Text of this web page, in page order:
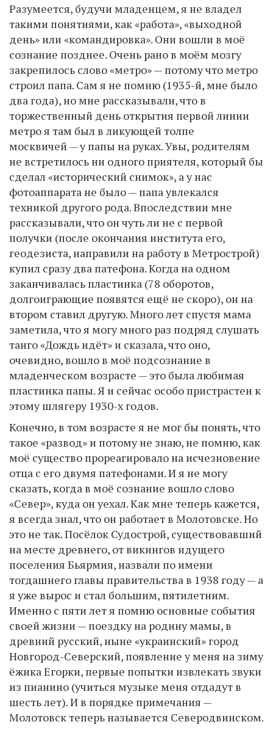
Разумеется, будучи младенцем, я не владел
такими понятиями, как «работа», «выходной
день» или «командировка». Они вошли в моё
сознание позднее. Очень рано в моём мозгу
закрепилось слово «метро» — потому что метро
строил папа. Сам я не помню (1935-й, мне было
два года), но мне рассказывали, что в
торжественный день открытия первой линии
метро я там был в ликующей толпе
москвичей — у папы на руках. Увы, родителям
не встретилось ни одного приятеля, который бы
сделал «исторический снимок», а у нас
фотоаппарата не было — папа увлекался
техникой другого рода. Впоследствии мне
рассказывали, что он чуть ли не с первой
получки (после окончания института его,
геодезиста, направили на работу в Метрострой)
купил сразу два патефона. Когда на одном
заканчивалась пластинка (78 оборотов,
долгоиграющие появятся ещё не скоро), он на
втором ставил другую. Много лет спустя мама
заметила, что я могу много раз подряд слушать
танго «Дождь идёт» и сказала, что оно,
очевидно, вошло в моё подсознание в
младенческом возрасте — это была любимая
пластинка папы. Я и сейчас особо пристрастен к
этому шлягеру 1930-х годов.
Конечно, в том возрасте я не мог бы понять, что
такое «развод» и потому не знаю, не помню, как
моё существо прореагировало на исчезновение
отца с его двумя патефонами. И я не могу
сказать, когда в моё сознание вошло слово
«Север», куда он уехал. Как мне теперь кажется,
я всегда знал, что он работает в Молотовске. Но
это не так. Посёлок Судострой, существовавший
на месте древнего, от викингов идущего
поселения Бьярмия, назвали по имени
тогдашнего главы правительства в 1938 году — а
я уже вырос и стал большим, пятилетним.
Именно с пяти лет я помню основные события
своей жизни — поездку на родину мамы, в
древний русский, ныне «украинский» город
Новгород-Северский, появление у меня на зиму
ёжика Егорки, первые попытки извлекать звуки
из пианино (учиться музыке меня отдадут в
шесть лет). И в порядке примечания —
Молотовск теперь называется Северодвинском.